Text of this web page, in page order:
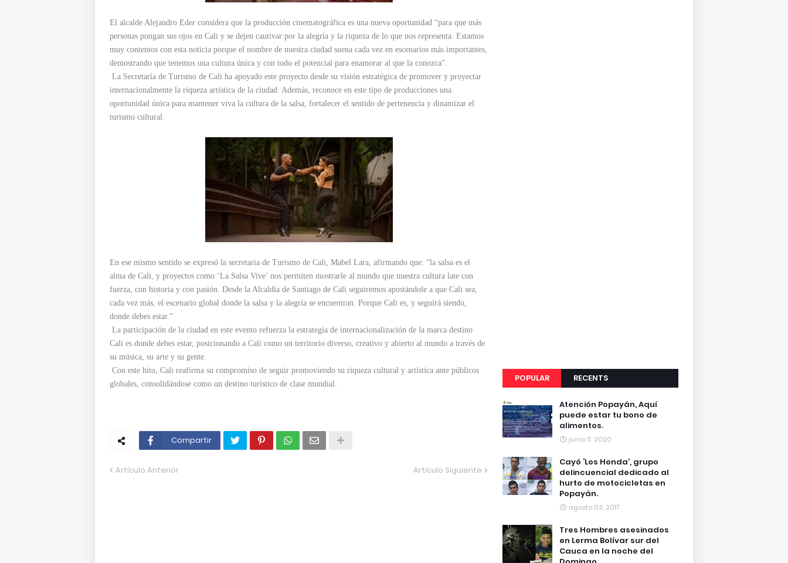
El alcalde Alejandro Eder considera que la producción cinematográfica es una nueva oportunidad “para que más
personas pongan sus ojos en Cali y se dejen cautivar por la alegría y la riqueza de lo que nos representa. Estamos
muy contentos con esta noticia porque el nombre de nuestra ciudad suena cada vez en escenarios más importantes,
demostrando que tenemos una cultura única y con todo el potencial para enamorar al que la conozca”.
La Secretaría de Turismo de Cali ha apoyado este proyecto desde su visión estratégica de promover y proyectar
internacionalmente la riqueza artística de la ciudad. Además, reconoce en este tipo de producciones una
oportunidad única para mantener viva la cultura de la salsa, fortalecer el sentido de pertenencia y dinamizar el
turismo cultural.
En ese mismo sentido se expresó la secretaria de Turismo de Cali, Mabel Lara, afirmando que: “la salsa es el
alma de Cali, y proyectos como ‘La Salsa Vive’ nos permiten mostrarle al mundo que nuestra cultura late con
fuerza, con historia y con pasión. Desde la Alcaldía de Santiago de Cali seguiremos apostándole a que Cali sea,
cada vez más, el escenario global donde la salsa y la alegría se encuentran. Porque Cali es, y seguirá siendo,
donde debes estar.”
La participación de la ciudad en este evento refuerza la estrategia de internacionalización de la marca destino
Cali es donde debes estar, posicionando a Cali como un territorio diverso, creativo y abierto al mundo a través de
su música, su arte y su gente.
Con este hito, Cali reafirma su compromiso de seguir promoviendo su riqueza cultural y artística ante públicos
globales, consolidándose como un destino turístico de clase mundial.
Compartir
Artículo Anterior Artículo Siguiente
POPULAR RECENTS
Atención Popayán, Aquí
puede estar tu bono de
alimentos.
junio 11, 2020
Cayó ‘Los Honda’, grupo
delincuencial dedicado al
hurto de motocicletas en
Popayán.
agosto 03, 2017
Tres Hombres asesinados
en Lerma Bolívar sur del
Cauca en la noche del